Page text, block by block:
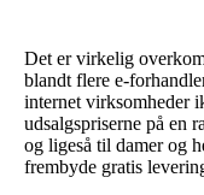
Det er virkelig
blandt flere e-
internet virksomheder
udsalgspriserne på en
og ligeså til damer og
frembyde gratis